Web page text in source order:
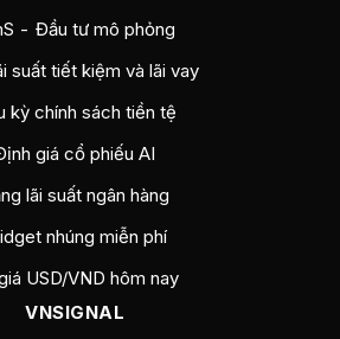
- Đầu tư mô phỏng
suất tiết kiệm và lãi vay
kỳ chính sách tiền tệ
giá cổ phiếu AI
lãi suất ngân hàng
nhúng miễn phí
USD/VND hôm nay
VNSIGNAL